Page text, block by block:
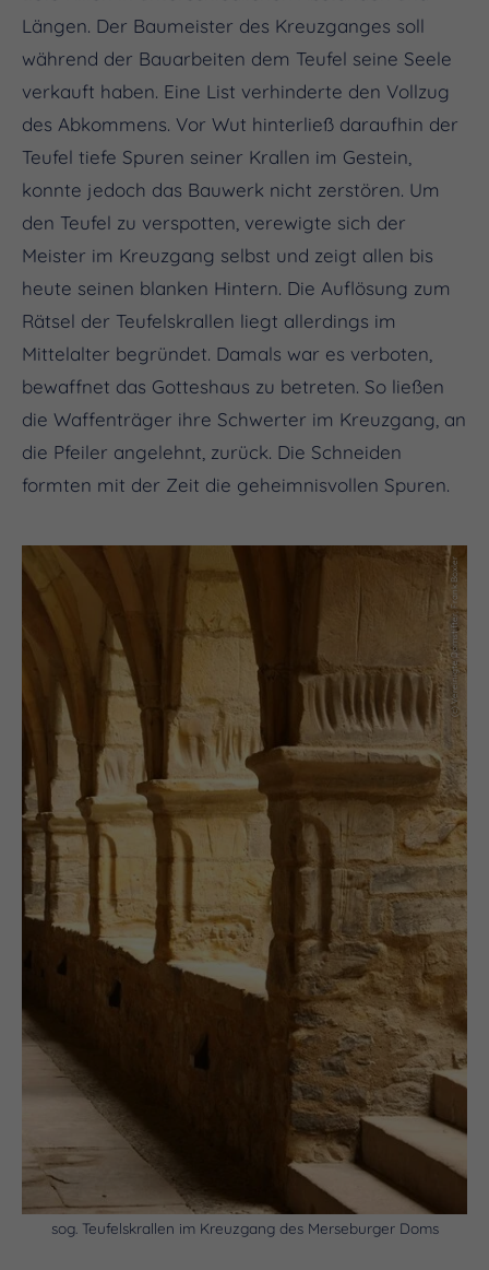
Längen. Der Baumeister des Kreuzganges soll
während der Bauarbeiten dem Teufel seine Seele
verkauft haben. Eine List verhinderte den Vollzug
des Abkommens. Vor Wut hinterließ daraufhin der
Teufel tiefe Spuren seiner Krallen im Gestein,
konnte jedoch das Bauwerk nicht zerstören. Um
den Teufel zu verspotten, verewigte sich der
Meister im Kreuzgang selbst und zeigt allen bis
heute seinen blanken Hintern. Die Auflösung zum
Rätsel der Teufelskrallen liegt allerdings im
Mittelalter begründet. Damals war es verboten,
bewaffnet das Gotteshaus zu betreten. So ließen
die Waffenträger ihre Schwerter im Kreuzgang, an
die Pfeiler angelehnt, zurück. Die Schneiden
formten mit der Zeit die geheimnisvollen Spuren.
(c) Vereinigte Domstifter, Frank Boxler
sog. Teufelskrallen im Kreuzgang des Merseburger Doms